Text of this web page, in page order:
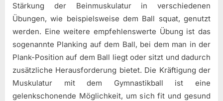
Stärkung der Beinmuskulatur in verschiedenen
Übungen, wie beispielsweise dem Ball squat, genutzt
werden. Eine weitere empfehlenswerte Übung ist das
sogenannte Planking auf dem Ball, bei dem man in der
Plank-Position auf dem Ball liegt oder sitzt und dadurch
zusätzliche Herausforderung bietet. Die Kräftigung der
Muskulatur mit dem Gymnastikball ist eine
gelenkschonende Möglichkeit, um sich fit und gesund